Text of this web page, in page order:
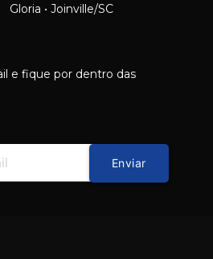
Gloria • Joinville/SC
e fique por dentro das
Enviar